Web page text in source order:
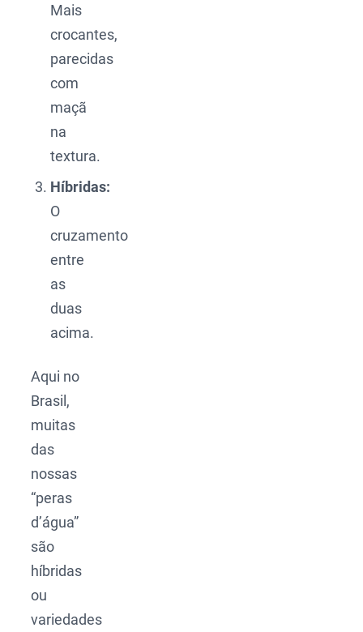
Mais
crocantes,
parecidas
com
maçã
na
textura.
Híbridas:
O
cruzamento
entre
as
duas
acima.
Aqui no
Brasil,
muitas
das
nossas
“peras
d’água”
são
híbridas
ou
variedades